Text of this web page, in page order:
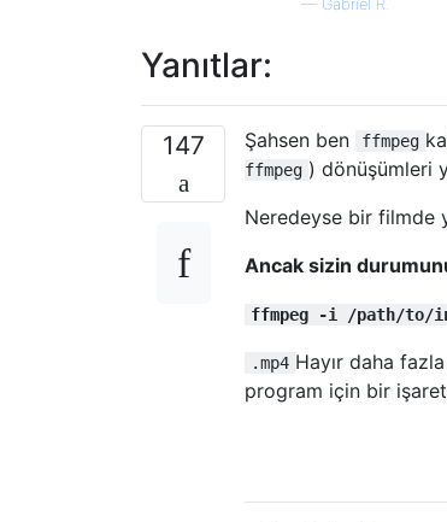
— Gabriel R.
Yanıtlar:
147 Şahsen ben ffmpeg
ffmpeg ) dönüşümleri
Neredeyse bir filmde
Ancak sizin
ffmpeg -i /path/to/
.mp4 Hayır daha
program için bir